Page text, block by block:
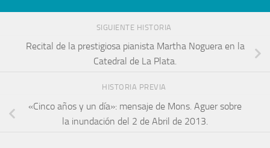
SIGUIENTE HISTORIA
Recital de la prestigiosa pianista Martha Noguera en la
Catedral de La Plata.
HISTORIA PREVIA
«Cinco años y un día»: mensaje de Mons. Aguer sobre
la inundación del 2 de Abril de 2013.